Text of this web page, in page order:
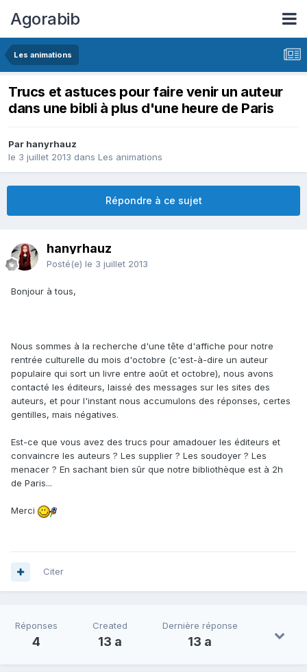
Agorabib
Les animations
Trucs et astuces pour faire venir un auteur
dans une bibli à plus d'une heure de Paris
Par hanyrhauz
le 3 juillet 2013 dans Les animations
Répondre à ce sujet
hanyrhauz
Posté(e) le 3 juillet 2013
Bonjour à tous,
Nous sommes à la recherche d'une tête d'affiche pour notre
rentrée culturelle du mois d'octobre (c'est-à-dire un auteur
populaire qui sort un livre entre août et octobre), nous avons
contacté les éditeurs, laissé des messages sur les sites des
auteurs, et pour l'instant nous accumulons des réponses, certes
gentilles, mais négatives.
Est-ce que vous avez des trucs pour amadouer les éditeurs et
convaincre les auteurs ? Les supplier ? Les soudoyer ? Les
menacer ? En sachant bien sûr que notre bibliothèque est à 2h
de Paris...
Merci
Citer
Réponses
4
Created
13 a
Dernière réponse
13 a